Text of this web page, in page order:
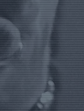
((3)) Cliquez sur
et rendez-vous
afin de
de votre projet
((4)) Ajoutez
éventuelles via
navigation, et